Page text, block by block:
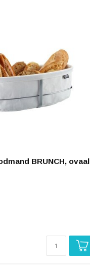
BRUNCH, ovaal